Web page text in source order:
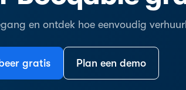
en ontdek hoe eenvoudig
gratis Plan een demo